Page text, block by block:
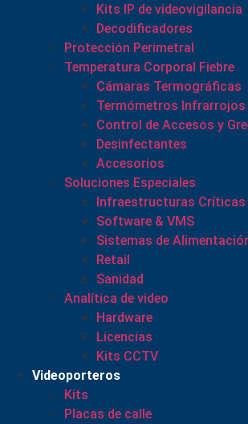
Kits IP de videovigilancia
Decodificadores
Protección Perimetral
Temperatura Corporal Fiebre
Cámaras Termográficas
Termómetros Infrarrojos
Control de Accesos y
Desinfectantes
Accesorios
Soluciones Especiales
Infraestructuras Críticas
Software & VMS
Sistemas de
Retail
Sanidad
Analítica de video
Hardware
Licencias
Kits CCTV
Videoporteros
Kits
Placas de calle